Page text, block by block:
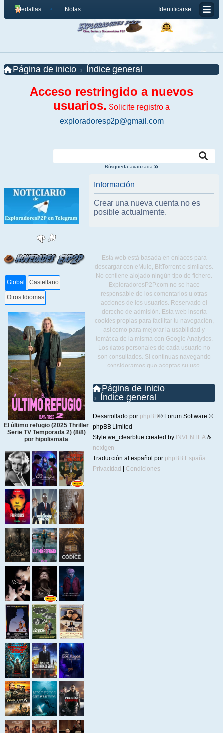
Identificarse
Medallas Notas
Página de inicio Índice general
Acceso restringido a nuevos
usuarios. Solicite registro a
exploradoresp2p@gmail.com
Búsqueda avanzada
Global Castellano
Otros Idiomas
El último refugio (2025 Thriller
Serie TV Temporada 2) (8/8)
por hipolismata
Información
Crear una nueva cuenta no es
posible actualmente.
Esta web está basada en enlaces para
descargar con eMule, BitTorrent o similares.
No contiene alojado ningún tipo de fichero.
ExploradoresP2P.com no se hace
responsable de los comentarios u otras
acciones de los usuarios. Reservado el
derecho de admisión. Esta web inserta
cookies propias para facilitar tu navegación,
así como para mejorar la usabilidad y
temática de la misma con Google Analytics.
Los datos personales de cada usuario no
son consultados. Si continuas navegando
consideramos que aceptas su uso.
Página de inicio
Índice general
Desarrollado por phpBB® Forum Software ©
phpBB Limited
Style we_clearblue created by INVENTEA &
nextgen
Traducción al español por phpBB España
Privacidad | Condiciones